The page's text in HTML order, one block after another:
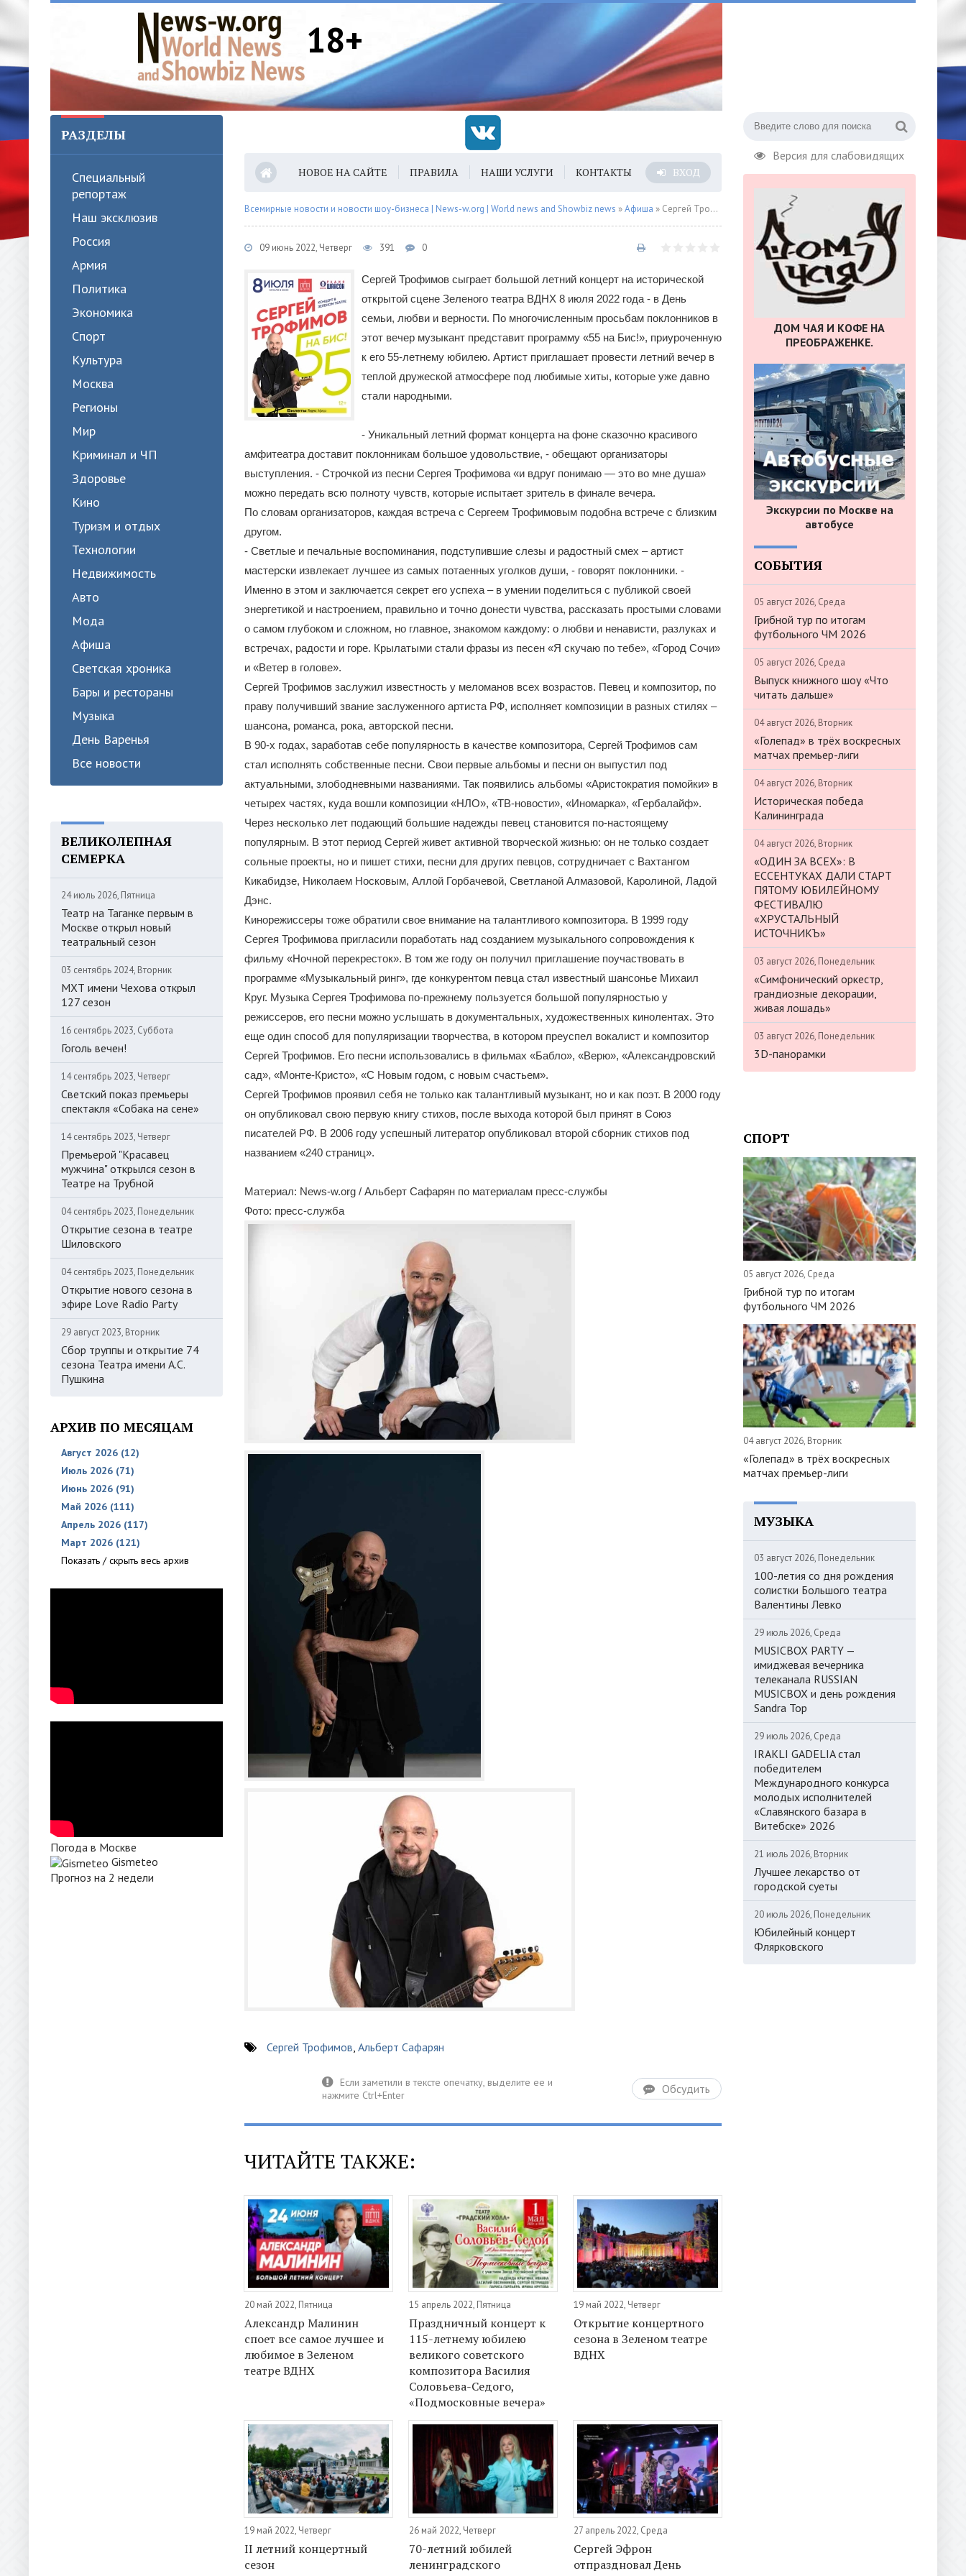
18+
Версия для слабовидящих
РАЗДЕЛЫ
Специальный
репортаж
Наш эксклюзив
Россия
Армия
Политика
Экономика
Спорт
Культура
Москва
Регионы
Мир
Криминал и ЧП
Здоровье
Кино
Туризм и отдых
Технологии
Недвижимость
Авто
Мода
Афиша
Светская хроника
Бары и рестораны
Музыка
День Варенья
Все новости
ВЕЛИКОЛЕПНАЯ
СЕМЕРКА
24 июль 2026, Пятница
Театр на Таганке первым в
Москве открыл новый
театральный сезон
03 сентябрь 2024, Вторник
МХТ имени Чехова открыл
127 сезон
16 сентябрь 2023, Суббота
Гоголь вечен!
14 сентябрь 2023, Четверг
Светский показ премьеры
спектакля «Собака на сене»
14 сентябрь 2023, Четверг
Премьерой "Красавец
мужчина" открылся сезон в
Театре на Трубной
04 сентябрь 2023, Понедельник
Открытие сезона в театре
Шиловского
04 сентябрь 2023, Понедельник
Открытие нового сезона в
эфире Love Radio Party
29 август 2023, Вторник
Сбор труппы и открытие 74
сезона Театра имени А.С.
Пушкина
АРХИВ ПО МЕСЯЦАМ
Август 2026 (12)
Июль 2026 (71)
Июнь 2026 (91)
Май 2026 (111)
Апрель 2026 (117)
Март 2026 (121)
Показать / скрыть весь архив
Погода в Москве
Gismeteo
Прогноз на 2 недели
НОВОЕ НА САЙТЕ ПРАВИЛА НАШИ УСЛУГИ КОНТАКТЫ ВХОД
Всемирные новости и новости шоу-бизнеса | News-w.org | World news and Showbiz news »Афиша » Сергей Трофимов отметит «55 на Бис!» летним концертом в Зеленом театре
09 июнь 2022, Четверг 391 0
Сергей Трофимов сыграет большой летний концерт на исторической
открытой сцене Зеленого театра ВДНХ 8 июля 2022 года - в День
семьи, любви и верности. По многочисленным просьбам поклонников в
этот вечер музыкант представит программу «55 на Бис!», приуроченную
к его 55-летнему юбилею. Артист приглашает провести летний вечер в
теплой дружеской атмосфере под любимые хиты, которые уже давно
стали народными.
- Уникальный летний формат концерта на фоне сказочно красивого
амфитеатра доставит поклонникам большое удовольствие, - обещают организаторы
выступления. - Строчкой из песни Сергея Трофимова «и вдруг понимаю — это во мне душа»
можно передать всю полноту чувств, которые испытает зритель в финале вечера.
По словам организаторов, каждая встреча с Сергеем Трофимовым подобна встрече с близким
другом.
- Светлые и печальные воспоминания, подступившие слезы и радостный смех – артист
мастерски извлекает лучшее из самых потаенных уголков души, - говорят поклонники. -
Именно в этом и заключается секрет его успеха – в умении поделиться с публикой своей
энергетикой и настроением, правильно и точно донести чувства, рассказать простыми словами
о самом глубоком и сложном, но главное, знакомом каждому: о любви и ненависти, разлуках и
встречах, радости и горе. Крылатыми стали фразы из песен «Я скучаю по тебе», «Город Сочи»
и «Ветер в голове».
Сергей Трофимов заслужил известность у меломанов всех возрастов. Певец и композитор, по
праву получивший звание заслуженного артиста РФ, исполняет композиции в разных стилях –
шансона, романса, рока, авторской песни.
В 90-х годах, заработав себе популярность в качестве композитора, Сергей Трофимов сам
стал исполнять собственные песни. Свои первые альбомы и песни он выпустил под
актуальными, злободневными названиями. Так появились альбомы «Аристократия помойки» в
четырех частях, куда вошли композиции «НЛО», «ТВ-новости», «Иномарка», «Гербалайф».
Через несколько лет подающий большие надежды певец становится по-настоящему
популярным. В этот период Сергей живет активной творческой жизнью: он не только создает
сольные проекты, но и пишет стихи, песни для других певцов, сотрудничает с Вахтангом
Кикабидзе, Николаем Носковым, Аллой Горбачевой, Светланой Алмазовой, Каролиной, Ладой
Дэнс.
Кинорежиссеры тоже обратили свое внимание на талантливого композитора. В 1999 году
Сергея Трофимова пригласили поработать над созданием музыкального сопровождения к
фильму «Ночной перекресток». В том же году он получил приглашение поучаствовать в
программе «Музыкальный ринг», где конкурентом певца стал известный шансонье Михаил
Круг. Музыка Сергея Трофимова по-прежнему пользуется большой популярностью у
режиссеров, его песни можно услышать в документальных, художественных кинолентах. Это
еще один способ для популяризации творчества, в котором преуспел вокалист и композитор
Сергей Трофимов. Его песни использовались в фильмах «Бабло», «Верю», «Александровский
сад», «Монте-Кристо», «С Новым годом, с новым счастьем».
Сергей Трофимов проявил себя не только как талантливый музыкант, но и как поэт. В 2000 году
он опубликовал свою первую книгу стихов, после выхода которой был принят в Союз
писателей РФ. В 2006 году успешный литератор опубликовал второй сборник стихов под
названием «240 страниц».
Материал: News-w.org / Альберт Сафарян по материалам пресс-службы
Фото: пресс-служба
Сергей Трофимов, Альберт Сафарян
Обсудить
ЧИТАЙТЕ ТАКЖЕ:
20 май 2022, Пятница
Александр Малинин
споет все самое лучшее и
любимое в Зеленом
театре ВДНХ
15 апрель 2022, Пятница
Праздничный концерт к
115-летнему юбилею
великого советского
композитора Василия
Соловьева-Седого,
«Подмосковные вечера»
19 май 2022, Четверг
Открытие концертного
сезона в Зеленом театре
ВДНХ
19 май 2022, Четверг
II летний концертный
сезон
26 май 2022, Четверг
70-летний юбилей
ленинградского
27 апрель 2022, Среда
Сергей Эфрон
отпраздновал День
ДОМ ЧАЯ И КОФЕ НА
ПРЕОБРАЖЕНКЕ.
Экскурсии по Москве на
автобусе
СОБЫТИЯ
05 август 2026, Среда
Грибной тур по итогам
футбольного ЧМ 2026
05 август 2026, Среда
Выпуск книжного шоу «Что
читать дальше»
04 август 2026, Вторник
«Голепад» в трёх воскресных
матчах премьер-лиги
04 август 2026, Вторник
Историческая победа
Калининграда
04 август 2026, Вторник
«ОДИН ЗА ВСЕХ»: В
ЕССЕНТУКАХ ДАЛИ СТАРТ
ПЯТОМУ ЮБИЛЕЙНОМУ
ФЕСТИВАЛЮ
«ХРУСТАЛЬНЫЙ
ИСТОЧНИКЪ»
03 август 2026, Понедельник
«Симфонический оркестр,
грандиозные декорации,
живая лошадь»
03 август 2026, Понедельник
3D-панорамки
СПОРТ
05 август 2026, Среда
Грибной тур по итогам
футбольного ЧМ 2026
04 август 2026, Вторник
«Голепад» в трёх воскресных
матчах премьер-лиги
МУЗЫКА
03 август 2026, Понедельник
100-летия со дня рождения
солистки Большого театра
Валентины Левко
29 июль 2026, Среда
MUSICBOX PARTY —
имиджевая вечерника
телеканала RUSSIAN
MUSICBOX и день рождения
Sandra Top
29 июль 2026, Среда
IRAKLI GADELIA стал
победителем
Международного конкурса
молодых исполнителей
«Славянского базара в
Витебске» 2026
21 июль 2026, Вторник
Лучшее лекарство от
городской суеты
20 июль 2026, Понедельник
Юбилейный концерт
Флярковского